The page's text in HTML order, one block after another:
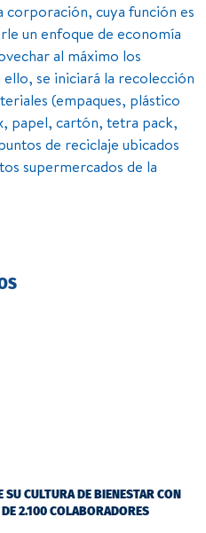
corporación, cuya función es
un enfoque de economía
al máximo los
se iniciará la recolección
(empaques, plástico
papel, cartón, tetra pack,
de reciclaje ubicados
supermercados de la
SU CULTURA DE BIENESTAR CON
2.100 COLABORADORES